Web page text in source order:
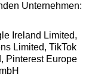
Unternehmen:
Ireland Limited,
Limited, TikTok
Pinterest Europe